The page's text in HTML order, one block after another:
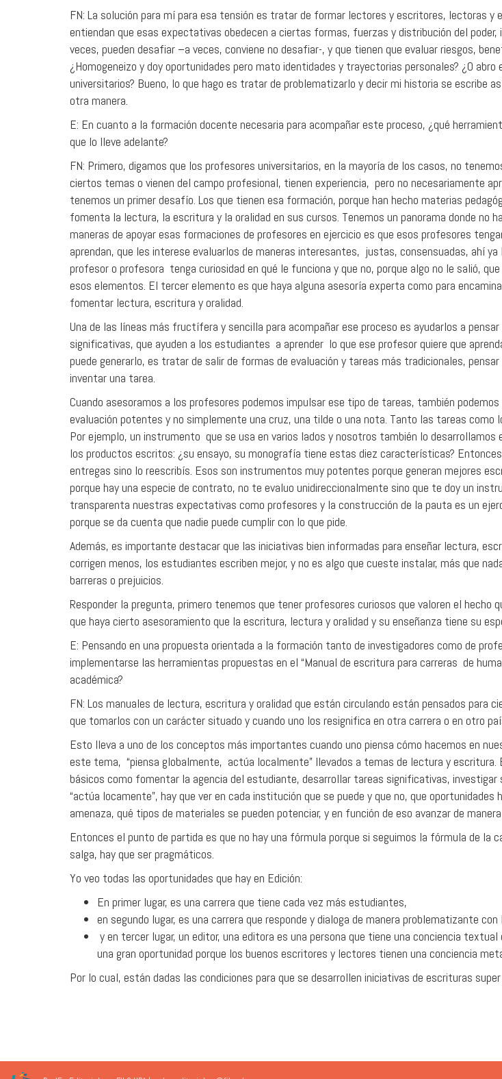
FN: La solución para mí para esa tensión es tratar de formar lectores y escritores, lectoras
entiendan que esas expectativas obedecen a ciertas formas, fuerzas y distribución del
veces, pueden desafiar –a veces, conviene no desafiar-, y que tienen que evaluar riesgos,
¿Homogeneizo y doy oportunidades pero mato identidades y trayectorias personales? ¿O
universitarios? Bueno, lo que hago es tratar de problematizarlo y decir mi historia se escribe
otra manera.
E: En cuanto a la formación docente necesaria para acompañar este proceso, ¿qué
que lo lleve adelante?
FN: Primero, digamos que los profesores universitarios, en la mayoría de los casos, no
ciertos temas o vienen del campo profesional, tienen experiencia, pero no necesariamente
tenemos un primer desafío. Los que tienen esa formación, porque han hecho materias
fomenta la lectura, la escritura y la oralidad en sus cursos. Tenemos un panorama donde no
maneras de apoyar esas formaciones de profesores en ejercicio es que esos profesores
aprendan, que les interese evaluarlos de maneras interesantes, justas, consensuadas, ahí
profesor o profesora tenga curiosidad en qué le funciona y que no, porque algo no le salió,
esos elementos. El tercer elemento es que haya alguna asesoría experta como para
fomentar lectura, escritura y oralidad.
Una de las líneas más fructífera y sencilla para acompañar ese proceso es ayudarlos a
significativas, que ayuden a los estudiantes a aprender lo que ese profesor quiere que
puede generarlo, es tratar de salir de formas de evaluación y tareas más tradicionales,
inventar una tarea.
Cuando asesoramos a los profesores podemos impulsar ese tipo de tareas, también
evaluación potentes y no simplemente una cruz, una tilde o una nota. Tanto las tareas como
Por ejemplo, un instrumento que se usa en varios lados y nosotros también lo desarrollamos
los productos escritos: ¿su ensayo, su monografía tiene estas diez características?
entregas sino lo reescribís. Esos son instrumentos muy potentes porque generan mejores
porque hay una especie de contrato, no te evaluo unidireccionalmente sino que te doy un
transparenta nuestras expectativas como profesores y la construcción de la pauta es un
porque se da cuenta que nadie puede cumplir con lo que pide.
Además, es importante destacar que las iniciativas bien informadas para enseñar lectura,
corrigen menos, los estudiantes escriben mejor, y no es algo que cueste instalar, más que
barreras o prejuicios.
Responder la pregunta, primero tenemos que tener profesores curiosos que valoren el hecho
que haya cierto asesoramiento que la escritura, lectura y oralidad y su enseñanza tiene su
E: Pensando en una propuesta orientada a la formación tanto de investigadores como de
implementarse las herramientas propuestas en el “Manual de escritura para carreras de
académica?
FN: Los manuales de lectura, escritura y oralidad que están circulando están pensados
que tomarlos con un carácter situado y cuando uno los resignifica en otra carrera o en otro
Esto lleva a uno de los conceptos más importantes cuando uno piensa cómo hacemos en
este tema, “piensa globalmente, actúa localmente” llevados a temas de lectura y escritura.
básicos como fomentar la agencia del estudiante, desarrollar tareas significativas,
“actúa locamente”, hay que ver en cada institución que se puede y que no, que
amenaza, qué tipos de materiales se pueden potenciar, y en función de eso avanzar de
Entonces el punto de partida es que no hay una fórmula porque si seguimos la fórmula de la
salga, hay que ser pragmáticos.
Yo veo todas las oportunidades que hay en Edición:
En primer lugar, es una carrera que tiene cada vez más estudiantes,
en segundo lugar, es una carrera que responde y dialoga de manera problematizante
y en tercer lugar, un editor, una editora es una persona que tiene una conciencia
una gran oportunidad porque los buenos escritores y lectores tienen una conciencia
Por lo cual, están dadas las condiciones para que se desarrollen iniciativas de escrituras